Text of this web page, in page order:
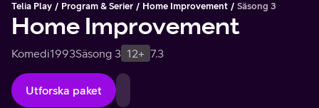
Telia Play Program & Serier Home Improvement Säsong 3
Home Improvement
Komedi1993Säsong 3 12+ 7.3
Utforska paket